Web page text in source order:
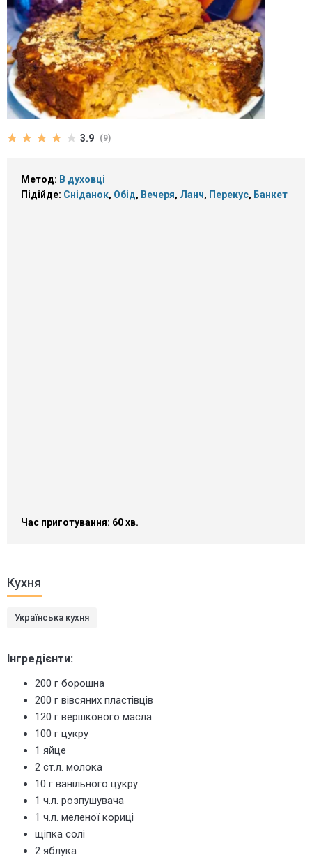
3.9 (9)
Метод: В духовці
Підійде: Сніданок, Обід, Вечеря, Ланч, Перекус, Банкет
Час приготування: 60 хв.
Кухня
Українська кухня
Інгредієнти:
200 г борошна
200 г вівсяних пластівців
120 г вершкового масла
100 г цукру
1 яйце
2 ст.л. молока
10 г ванільного цукру
1 ч.л. розпушувача
1 ч.л. меленої кориці
щіпка солі
2 яблука